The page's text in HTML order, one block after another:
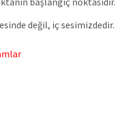
değil, iç sesimizdedir.